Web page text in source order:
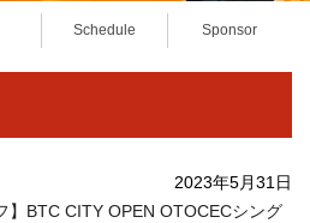
Schedule Sponsor
2023年5月31日
】BTC CITY OPEN OTOCECシング